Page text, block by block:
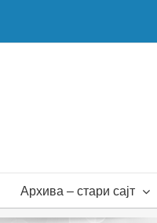
Архива – стари сајт